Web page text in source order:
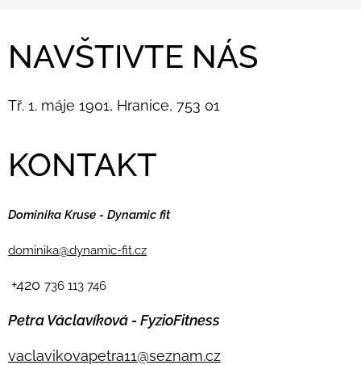
NAVŠTIVTE NÁS
Tř. 1. máje 1901, Hranice, 753 01
KONTAKT
Dominika Kruse - Dynamic fit
dominika@dynamic-fit.cz
+420 736 113 746
Petra Václavíková - FyzioFitness
vaclavikovapetra11@seznam.cz